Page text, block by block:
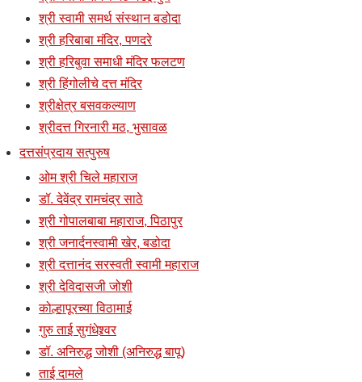
श्री स्वामी समर्थ संस्थान बडोदा
श्री हरिबाबा मंदिर, पणदरे
श्री हरिबुवा समाधी मंदिर फलटण
श्री हिंगोलीचे दत्त मंदिर
श्रीक्षेत्र बसवकल्याण
श्रीदत्त गिरनारी मठ, भुसावळ
दत्तसंप्रदाय सत्पुरुष
ओम श्री चिले महाराज
डॉ. देवेंद्र रामचंद्र साठे
श्री गोपालबाबा महाराज, पिठापुर
श्री जनार्दनस्वामी खेर, बडोदा
श्री दत्तानंद सरस्वती स्वामी महाराज
श्री देविदासजी जोशी
कोल्हापूरच्या विठामाई
गुरु ताई सुगंधेश्र्वर
डॉ. अनिरुद्ध जोशी (अनिरुद्ध बापू)
ताई दामले